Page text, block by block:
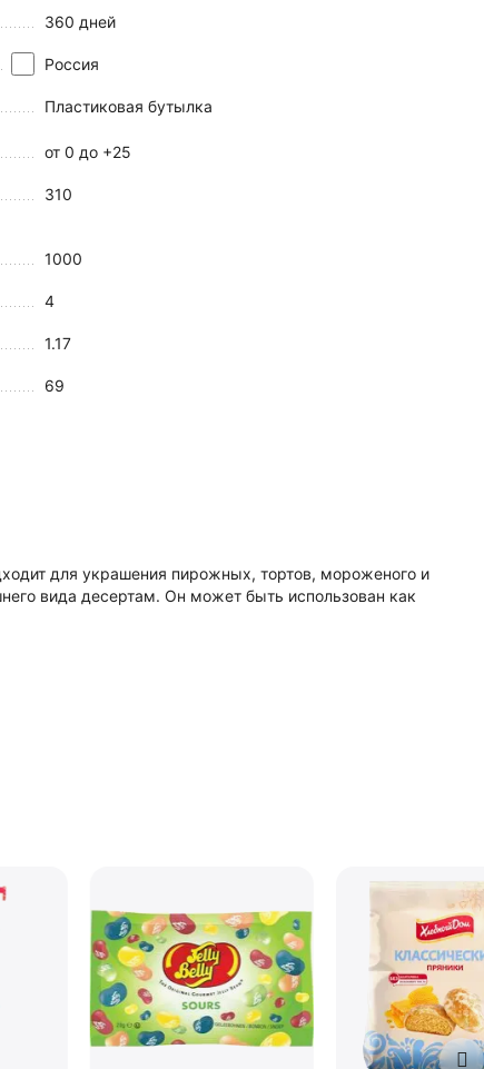
360 дней
Россия
Пластиковая бутылка
от 0 до +25
310
1000
4
1.17
69
для украшения пирожных, тортов, мороженого и
вида десертам. Он может быть использован как